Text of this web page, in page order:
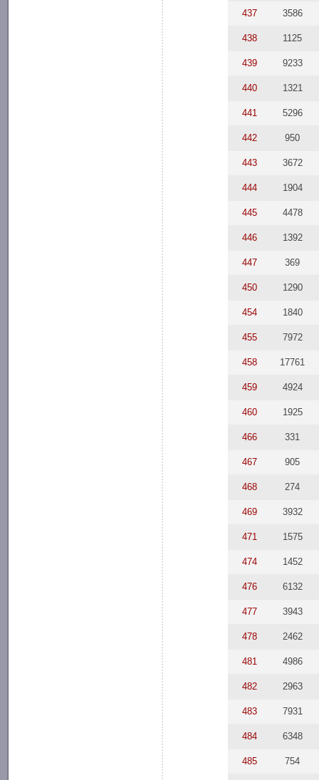
437 3586
438 1125
439 9233
440 1321
441 5296
442 950
443 3672
444 1904
445 4478
446 1392
447 369
450 1290
454 1840
455 7972
458 17761
459 4924
460 1925
466 331
467 905
468 274
469 3932
471 1575
474 1452
476 6132
477 3943
478 2462
481 4986
482 2963
483 7931
484 6348
485 754